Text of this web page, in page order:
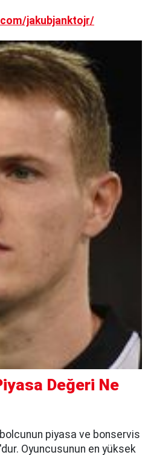
jakubjanktojr/
Değeri Ne
piyasa ve bonservis
Oyuncusunun en yüksek